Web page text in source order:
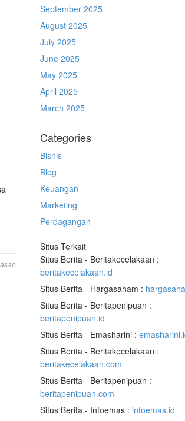
September 2025
August 2025
July 2025
June 2025
May 2025
April 2025
March 2025
Categories
Bisnis
Blog
Keuangan
Marketing
Perdagangan
Situs Terkait
Situs Berita - Beritakecelakaan :
beritakecelakaan.id
Situs Berita - Hargasaham :
Situs Berita - Beritapenipuan :
beritapenipuan.id
Situs Berita - Emasharini :
Situs Berita - Beritakecelakaan :
beritakecelakaan.com
Situs Berita - Beritapenipuan :
beritapenipuan.com
Situs Berita - Infoemas :infoemas.id